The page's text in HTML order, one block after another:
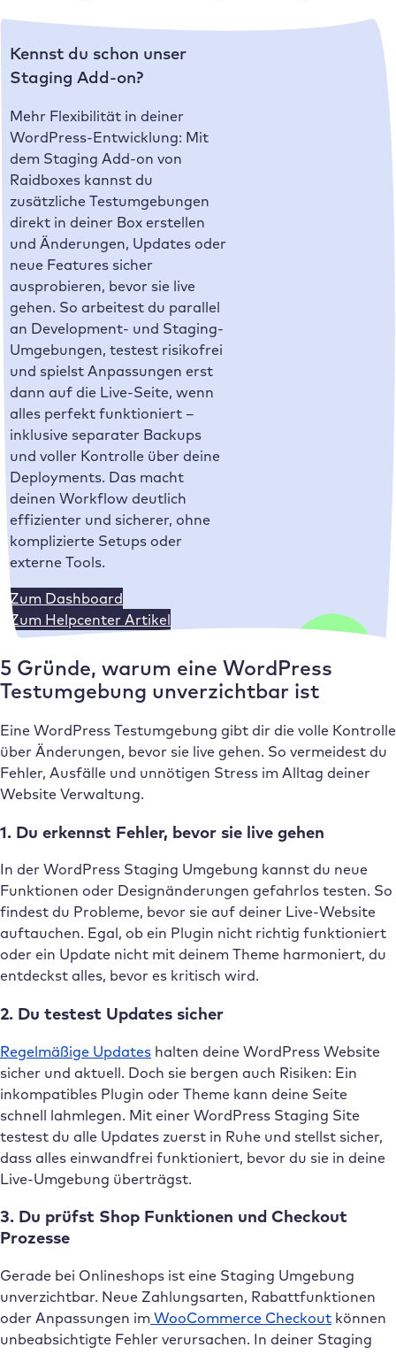
Kennst du schon unser
Staging Add-on?
Mehr Flexibilität in deiner
WordPress-Entwicklung: Mit
dem Staging Add-on von
Raidboxes kannst du
zusätzliche Testumgebungen
direkt in deiner Box erstellen
und Änderungen, Updates oder
neue Features sicher
ausprobieren, bevor sie live
gehen. So arbeitest du parallel
an Development- und Staging-
Umgebungen, testest risikofrei
und spielst Anpassungen erst
dann auf die Live-Seite, wenn
alles perfekt funktioniert –
inklusive separater Backups
und voller Kontrolle über deine
Deployments. Das macht
deinen Workflow deutlich
effizienter und sicherer, ohne
komplizierte Setups oder
externe Tools.
Zum Dashboard
Zum Helpcenter Artikel
5 Gründe, warum eine WordPress
Testumgebung unverzichtbar ist
Eine WordPress Testumgebung gibt dir die volle Kontrolle
über Änderungen, bevor sie live gehen. So vermeidest du
Fehler, Ausfälle und unnötigen Stress im Alltag deiner
Website Verwaltung.
1. Du erkennst Fehler, bevor sie live gehen
In der WordPress Staging Umgebung kannst du neue
Funktionen oder Designänderungen gefahrlos testen. So
findest du Probleme, bevor sie auf deiner Live-Website
auftauchen. Egal, ob ein Plugin nicht richtig funktioniert
oder ein Update nicht mit deinem Theme harmoniert, du
entdeckst alles, bevor es kritisch wird.
2. Du testest Updates sicher
Regelmäßige Updates halten deine WordPress Website
sicher und aktuell. Doch sie bergen auch Risiken: Ein
inkompatibles Plugin oder Theme kann deine Seite
schnell lahmlegen. Mit einer WordPress Staging Site
testest du alle Updates zuerst in Ruhe und stellst sicher,
dass alles einwandfrei funktioniert, bevor du sie in deine
Live-Umgebung überträgst.
3. Du prüfst Shop Funktionen und Checkout
Prozesse
Gerade bei Onlineshops ist eine Staging Umgebung
unverzichtbar. Neue Zahlungsarten, Rabattfunktionen
oder Anpassungen im WooCommerce Checkout können
unbeabsichtigte Fehler verursachen. In deiner Staging